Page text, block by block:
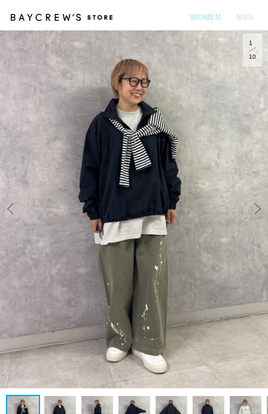
WOMEN MEN
1
10